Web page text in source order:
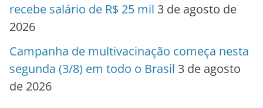
recebe salário de R$ 25 mil 3 de agosto de
2026
Campanha de multivacinação começa nesta
segunda (3/8) em todo o Brasil 3 de agosto
de 2026